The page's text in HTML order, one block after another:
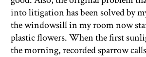
into litigation has been solved by
the windowsill in my room now
plastic flowers. When the first
the morning, recorded sparrow